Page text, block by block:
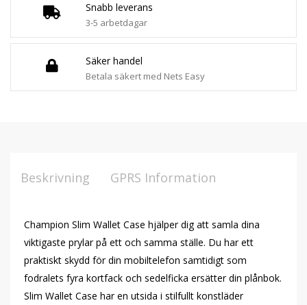
Snabb leverans
3-5 arbetdagar
Säker handel
Betala säkert med Nets Easy
Beskrivning GPRS Information
Champion Slim Wallet Case hjälper dig att samla dina
viktigaste prylar på ett och samma ställe. Du har ett
praktiskt skydd för din mobiltelefon samtidigt som
fodralets fyra kortfack och sedelficka ersätter din plånbok.
Slim Wallet Case har en utsida i stilfullt konstläder